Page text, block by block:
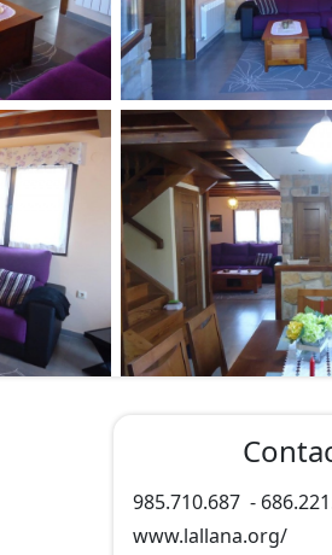
985.710.687 -
www.lallana.org/